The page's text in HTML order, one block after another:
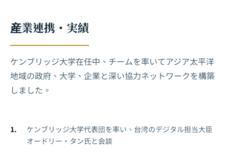
産業連携・実績
ケンブリッジ大学在任中、チームを率いてアジア太平洋
地域の政府、大学、企業と深い協力ネットワークを構築
しました。
ケンブリッジ大学代表団を率い、台湾のデジタル担当大臣
オードリー・タン氏と会談